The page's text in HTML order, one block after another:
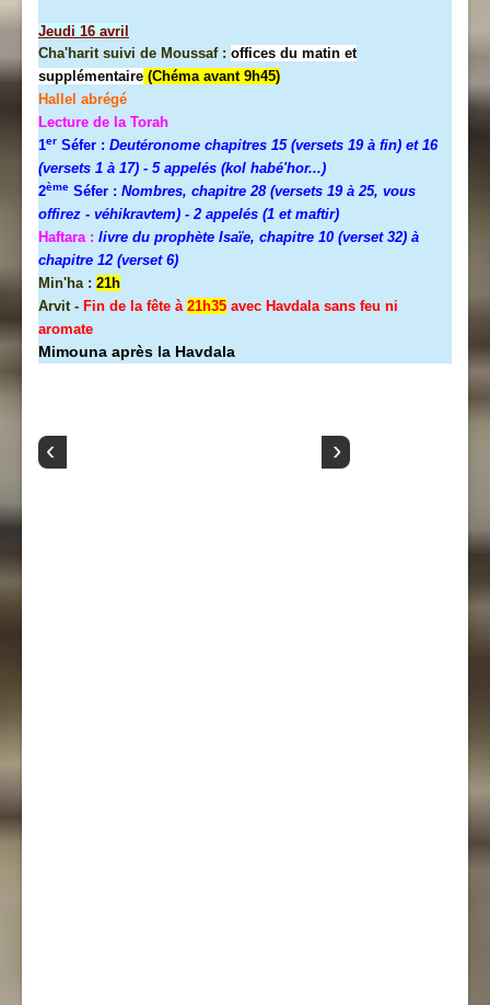
Jeudi 16 avril
Cha'harit suivi de Moussaf : offices du matin et
supplémentaire (Chéma avant 9h45)
Hallel abrégé
Lecture de la Torah
1er Séfer : Deutéronome chapitres 15 (versets 19 à fin) et 16
(versets 1 à 17) - 5 appelés (kol habé'hor...)
2ème Séfer : Nombres, chapitre 28 (versets 19 à 25, vous
offirez - véhikravtem) - 2 appelés (1 et maftir)
Haftara : livre du prophète Isaïe, chapitre 10 (verset 32) à
chapitre 12 (verset 6)
Min'ha : 21h
Arvit - Fin de la fête à 21h35 avec Havdala sans feu ni
aromate
Mimouna après la Havdala
‹ ›